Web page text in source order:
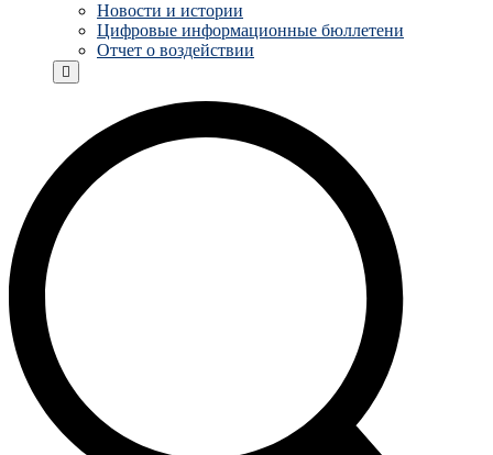
Новости и истории
Цифровые информационные бюллетени
Отчет о воздействии